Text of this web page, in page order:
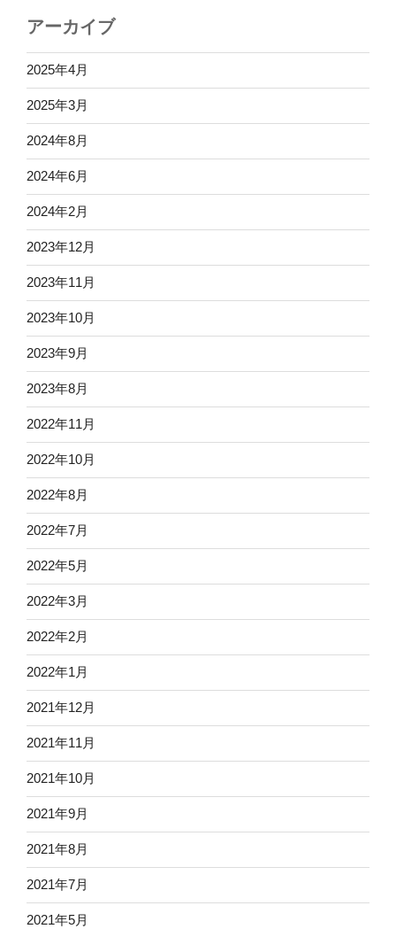
アーカイブ
2025年4月
2025年3月
2024年8月
2024年6月
2024年2月
2023年12月
2023年11月
2023年10月
2023年9月
2023年8月
2022年11月
2022年10月
2022年8月
2022年7月
2022年5月
2022年3月
2022年2月
2022年1月
2021年12月
2021年11月
2021年10月
2021年9月
2021年8月
2021年7月
2021年5月